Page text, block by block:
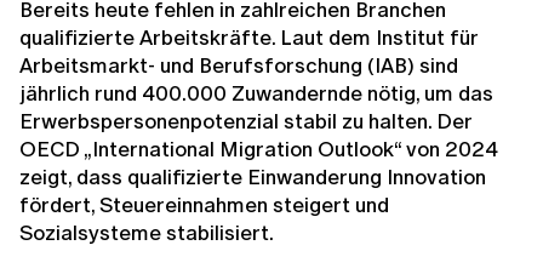
Bereits heute fehlen in zahlreichen Branchen
qualifizierte Arbeitskräfte. Laut dem Institut für
Arbeitsmarkt- und Berufsforschung (IAB) sind
jährlich rund 400.000 Zuwandernde nötig, um das
Erwerbspersonenpotenzial stabil zu halten. Der
OECD „International Migration Outlook“ von 2024
zeigt, dass qualifizierte Einwanderung Innovation
fördert, Steuereinnahmen steigert und
Sozialsysteme stabilisiert.